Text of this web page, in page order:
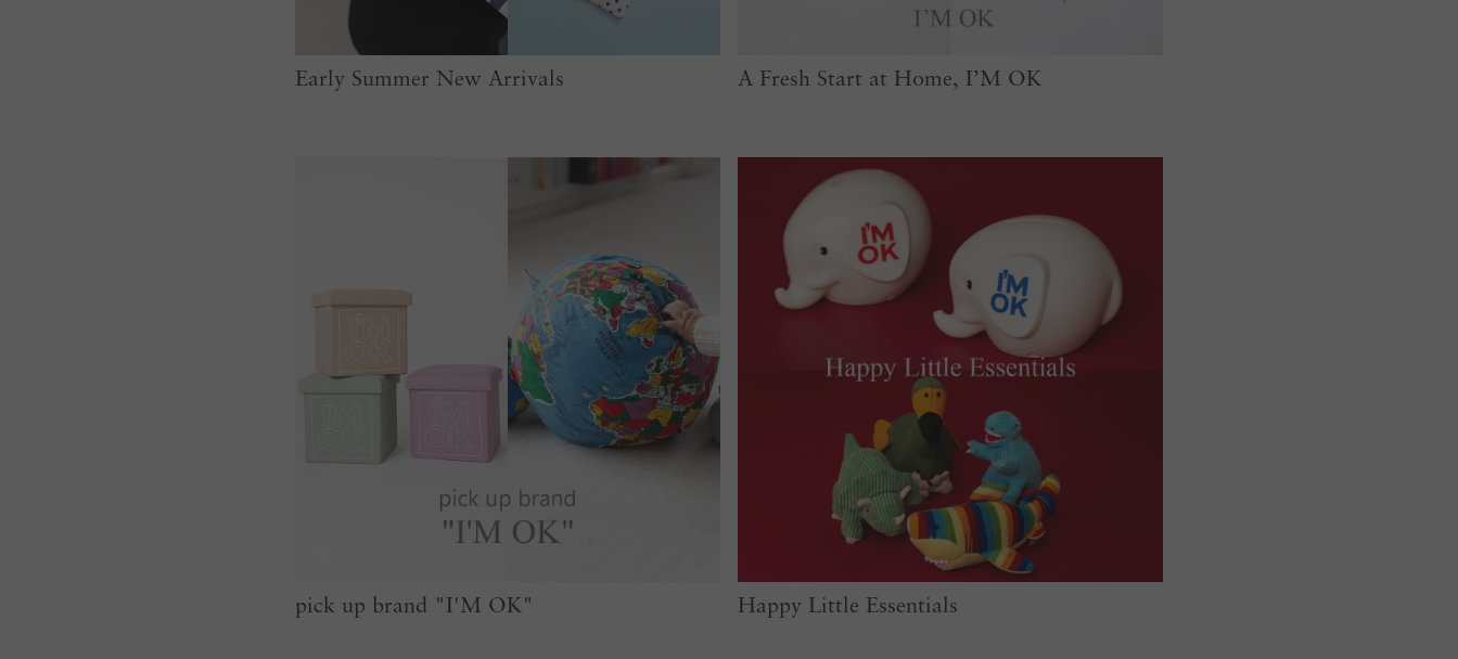
Early Summer New Arrivals A Fresh Start at Home, I’M OK
pick up brand "I'M OK" Happy Little Essentials